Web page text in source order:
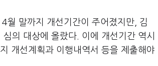
월 말까지 개선기간이 주어졌지만, 김
의 대상에 올랐다. 이에 개선기간 역시
개선계획과 이행내역서 등을 제출해야